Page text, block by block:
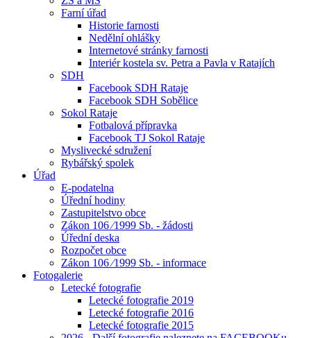
Farní úřad
Historie farnosti
Nedělní ohlášky
Internetové stránky farnosti
Interiér kostela sv. Petra a Pavla v Ratajích
SDH
Facebook SDH Rataje
Facebook SDH Sobělice
Sokol Rataje
Fotbalová přípravka
Facebook TJ Sokol Rataje
Myslivecké sdružení
Rybářský spolek
Úřad
E-podatelna
Úřední hodiny
Zastupitelstvo obce
Zákon 106 ⁄1999 Sb. - žádosti
Úřední deska
Rozpočet obce
Zákon 106 ⁄1999 Sb. - informace
Fotogalerie
Letecké fotografie
Letecké fotografie 2019
Letecké fotografie 2016
Letecké fotografie 2015